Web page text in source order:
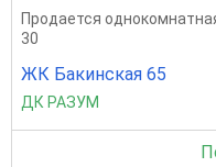
Продается
30
ЖК Бакинская 65
ДК РАЗУМ